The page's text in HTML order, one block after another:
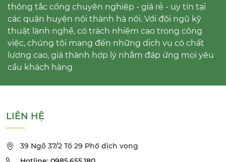
thông tắc cống chuyên nghiệp - giá rẻ - uy tín tại
các quận huyện nội thành hà nội. Với đội ngũ kỹ
thuật lành nghề, có trách nhiệm cao trong công
việc, chúng tôi mang đến những dịch vụ có chất
lượng cao, giá thành hợp lý nhằm đáp ứng mọi yêu
cầu khách hàng
LIÊN HỆ
39 Ngõ 37/2 Tổ 29 Phố dịch vọng